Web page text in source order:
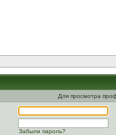
Для просмотра
Забыли пароль?